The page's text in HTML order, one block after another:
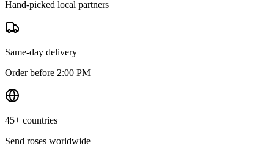
Hand-picked local partners
Same-day delivery
Order before 2:00 PM
45+ countries
Send roses worldwide